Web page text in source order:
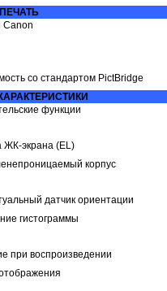
Canon
со стандартом PictBridge
функции
ЖК-экрана (EL)
корпус
датчик ориентации
гистограммы
при воспроизведении